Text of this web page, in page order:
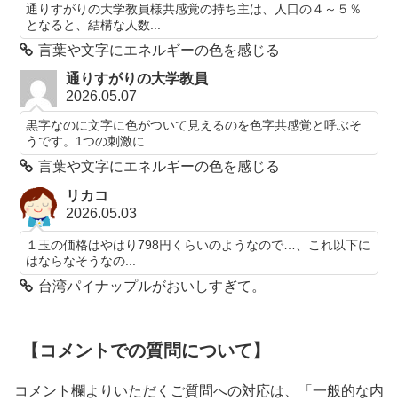
通りすがりの大学教員様共感覚の持ち主は、人口の４～５％
となると、結構な人数...
言葉や文字にエネルギーの色を感じる
通りすがりの大学教員
2026.05.07
黒字なのに文字に色がついて見えるのを色字共感覚と呼ぶそ
うです。1つの刺激に...
言葉や文字にエネルギーの色を感じる
リカコ
2026.05.03
１玉の価格はやはり798円くらいのようなので…、これ以下に
はならなそうなの...
台湾パイナップルがおいしすぎて。
【コメントでの質問について】
コメント欄よりいただくご質問への対応は、「一般的な内